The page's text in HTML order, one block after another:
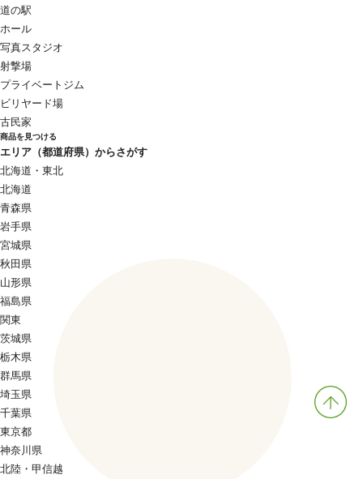
道の駅
ホール
写真スタジオ
射撃場
プライベートジム
ビリヤード場
古民家
商品を見つける
エリア（都道府県）からさがす
北海道・東北
北海道
青森県
岩手県
宮城県
秋田県
山形県
福島県
関東
茨城県
栃木県
群馬県
埼玉県
千葉県
東京都
神奈川県
北陸・甲信越